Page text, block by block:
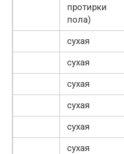
протирки
пола)
сухая
сухая
сухая
сухая
сухая
сухая